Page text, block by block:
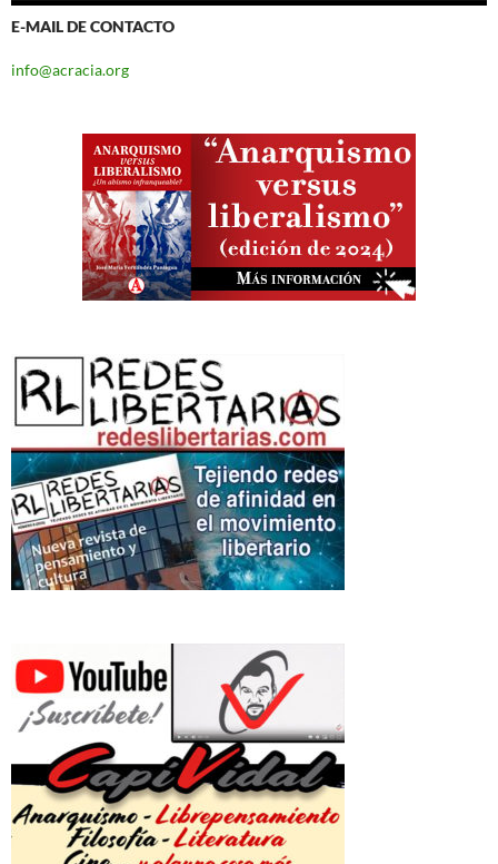
E-MAIL DE CONTACTO
info@acracia.org